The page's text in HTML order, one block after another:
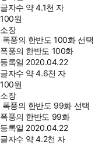
글자수 약 4.1천 자
100원
소장
폭풍의 한반도 100화 선택
폭풍의 한반도 100화
등록일 2020.04.22
글자수 약 4.6천 자
100원
소장
폭풍의 한반도 99화 선택
폭풍의 한반도 99화
등록일 2020.04.22
글자수 약 4.2천 자